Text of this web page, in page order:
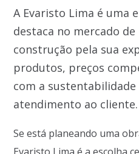
A Evaristo Lima é uma
destaca no mercado
construção pela sua
produtos, preços
com a sustentabilidade
atendimento ao cliente.
Se está planeando uma